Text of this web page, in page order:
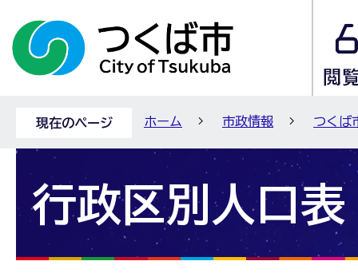
現在のページ ホーム 市政情報 つくば
行政区別人口表